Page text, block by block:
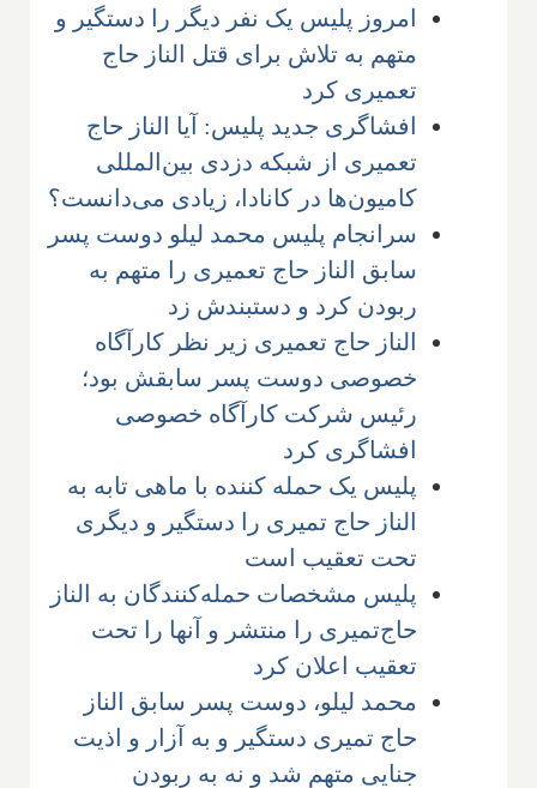
امروز پلیس یک نفر دیگر را دستگیر و
متهم به تلاش برای قتل الناز حاج
تعمیری کرد
افشاگری جدید پلیس: آیا الناز حاج
تعمیری از شبکه دزدی بین‌المللی
کامیون‌ها در کانادا، زیادی می‌دانست؟
سرانجام پلیس محمد لیلو دوست پسر
سابق الناز حاج تعمیری را متهم به
ربودن کرد و دستبندش زد
الناز حاج تعمیری زیر نظر کارآگاه
خصوصی دوست پسر سابقش بود؛
رئیس شرکت کارآگاه خصوصی
افشاگری کرد
پلیس یک حمله کننده با ماهی تابه به
الناز حاج تمیری را دستگیر و دیگری
تحت تعقیب است
پلیس مشخصات حمله‌کنندگان به الناز
حاج‌تمیری را منتشر و آنها را تحت
تعقیب اعلان کرد
محمد لیلو، دوست پسر سابق الناز
حاج تمیری دستگیر و به آزار و اذیت
جنایی متهم شد و نه به ربودن